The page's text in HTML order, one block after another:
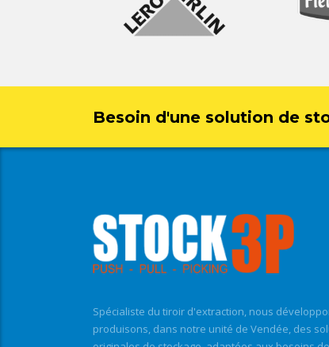
Besoin d'une solution de
Spécialiste du tiroir d'extraction, nous
produisons, dans notre unité de Vendée, des